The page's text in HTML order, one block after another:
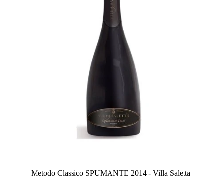
Metodo Classico SPUMANTE 2014 - Villa Saletta